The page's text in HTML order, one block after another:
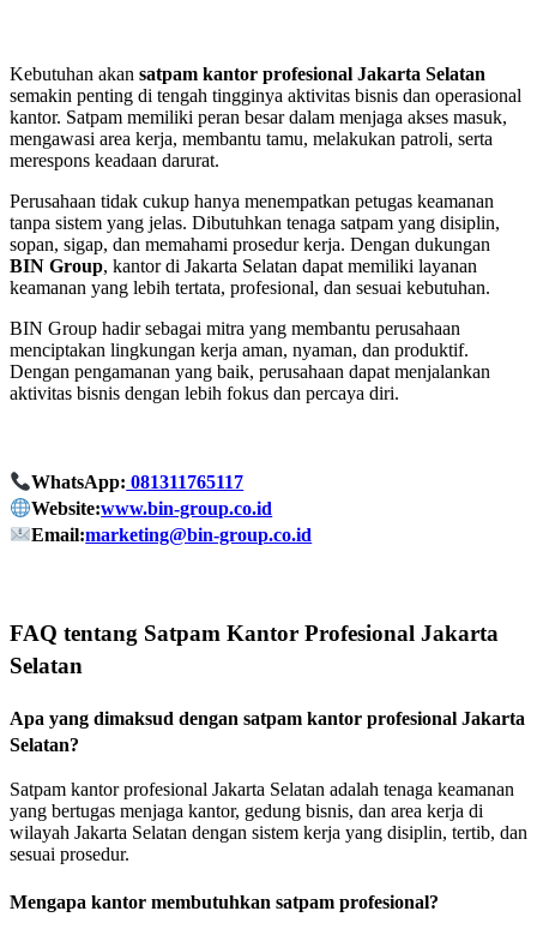
Kebutuhan akan satpam kantor profesional Jakarta Selatan
semakin penting di tengah tingginya aktivitas bisnis dan operasional
kantor. Satpam memiliki peran besar dalam menjaga akses masuk,
mengawasi area kerja, membantu tamu, melakukan patroli, serta
merespons keadaan darurat.
Perusahaan tidak cukup hanya menempatkan petugas keamanan
tanpa sistem yang jelas. Dibutuhkan tenaga satpam yang disiplin,
sopan, sigap, dan memahami prosedur kerja. Dengan dukungan
BIN Group, kantor di Jakarta Selatan dapat memiliki layanan
keamanan yang lebih tertata, profesional, dan sesuai kebutuhan.
BIN Group hadir sebagai mitra yang membantu perusahaan
menciptakan lingkungan kerja aman, nyaman, dan produktif.
Dengan pengamanan yang baik, perusahaan dapat menjalankan
aktivitas bisnis dengan lebih fokus dan percaya diri.
WhatsApp: 081311765117
Website:www.bin-group.co.id
Email:marketing@bin-group.co.id
FAQ tentang Satpam Kantor Profesional Jakarta
Selatan
Apa yang dimaksud dengan satpam kantor profesional Jakarta
Selatan?
Satpam kantor profesional Jakarta Selatan adalah tenaga keamanan
yang bertugas menjaga kantor, gedung bisnis, dan area kerja di
wilayah Jakarta Selatan dengan sistem kerja yang disiplin, tertib, dan
sesuai prosedur.
Mengapa kantor membutuhkan satpam profesional?